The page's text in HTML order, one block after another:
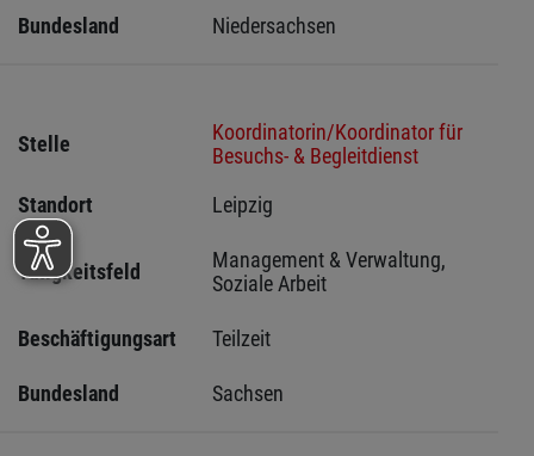
Bundesland Niedersachsen
Stelle
Koordinatorin/Koordinator für
Besuchs- & Begleitdienst
Standort
Leipzig
Tätigkeitsfeld
Management & Verwaltung,
Soziale Arbeit
Beschäftigungsart Teilzeit
Bundesland Sachsen